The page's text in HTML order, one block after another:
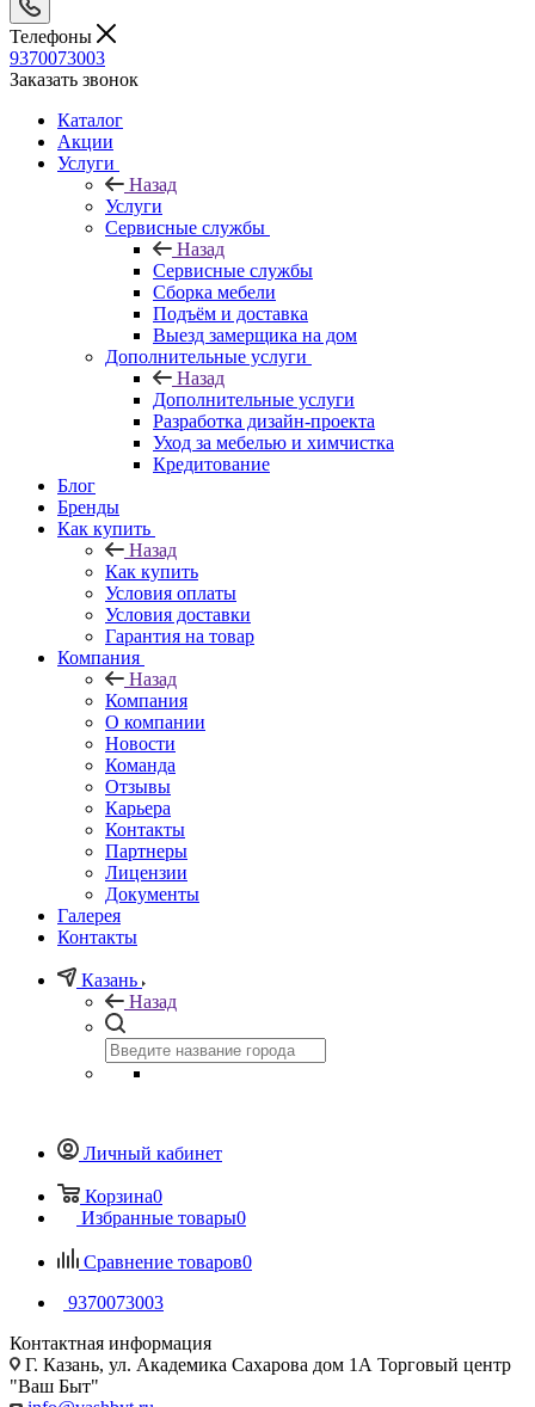
Телефоны
9370073003
Заказать звонок
Каталог
Акции
Услуги
Назад
Услуги
Сервисные службы
Назад
Сервисные службы
Сборка мебели
Подъём и доставка
Выезд замерщика на дом
Дополнительные услуги
Назад
Дополнительные услуги
Разработка дизайн-проекта
Уход за мебелью и химчистка
Кредитование
Блог
Бренды
Как купить
Назад
Как купить
Условия оплаты
Условия доставки
Гарантия на товар
Компания
Назад
Компания
О компании
Новости
Команда
Отзывы
Карьера
Контакты
Партнеры
Лицензии
Документы
Галерея
Контакты
Казань
Назад
Личный кабинет
Корзина0
Избранные товары0
Сравнение товаров0
9370073003
Контактная информация
Г. Казань, ул. Академика Сахарова дом 1А Торговый центр
"Ваш Быт"